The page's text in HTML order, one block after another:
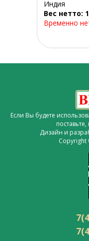
Индия
Вес нетто:
Временно
Если Вы будете
Дизайн и
Copyright